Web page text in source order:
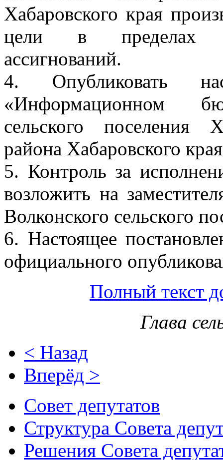
Хабаровского края
цели в пределах
ассигнований.
4. Опубликовать
«Информационном
сельского поселения
района Хабаровского
5. Контроль за
возложить на
Волконского сельского
6. Настоящее
официального
Полный текст
Глава
< Назад
Вперёд >
Совет депутатов
Структура Совета
Решения Совета